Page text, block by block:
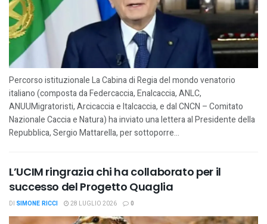
Percorso istituzionale La Cabina di Regia del mondo venatorio
italiano (composta da Federcaccia, Enalcaccia, ANLC,
ANUUMigratoristi, Arcicaccia e Italcaccia, e dal CNCN – Comitato
Nazionale Caccia e Natura) ha inviato una lettera al Presidente della
Repubblica, Sergio Mattarella, per sottoporre...
L’UCIM ringrazia chi ha collaborato per il
successo del Progetto Quaglia
DI SIMONE RICCI 28 LUGLIO 2026 0